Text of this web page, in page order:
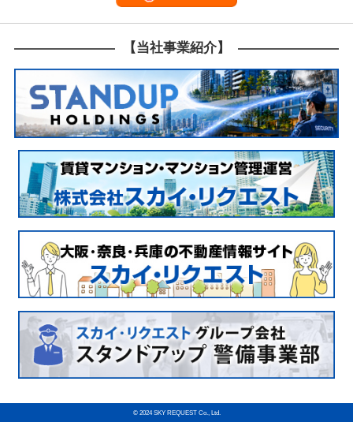
【当社事業紹介】
© 2024 SKY REQUEST Co., Ltd.